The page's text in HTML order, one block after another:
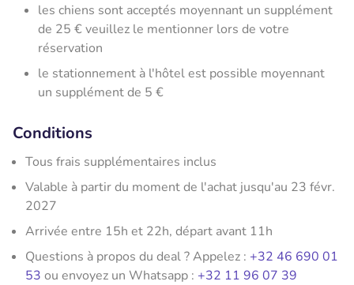
les chiens sont acceptés moyennant un supplément
de 25 € veuillez le mentionner lors de votre
réservation
le stationnement à l'hôtel est possible moyennant
un supplément de 5 €
Conditions
Tous frais supplémentaires inclus
Valable à partir du moment de l'achat jusqu'au 23 févr.
2027
Arrivée entre 15h et 22h, départ avant 11h
Questions à propos du deal ? Appelez : +32 46 690 01
53 ou envoyez un Whatsapp : +32 11 96 07 39